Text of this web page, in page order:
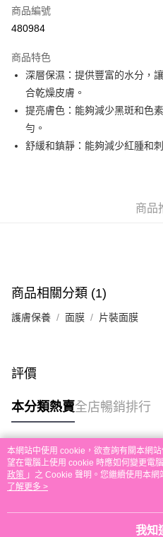
Apple Pay
AlipayHK
PayMe
WeChat Pay
其他轉帳方式
單。 如果訂購後七個工作天內我們未
每筆HK$30.00，滿HK$580.00或
本地配送
免運費
其他地區配送
商品編號
480984
商品特色
深層保濕：提供豐富的水分，
合乾燥皮膚。
提亮膚色：能夠減少黑斑和色
勻。
舒緩和鎮靜：能夠減少紅腫和
商品
商品相關分類 (1)
護膚保養 面膜 片裝面膜
評價
本分類熱賣全店暢銷排行
熱門標籤
熱銷排行
本網站中使用 cookie，欲查詢有關本網
望在電腦上使用 cookie 時應如何變更電
政策 」之 Cookie 聲明。您繼續使用本
條款之 Cookie 聲明使用 cookie。
了解更多 >
我知